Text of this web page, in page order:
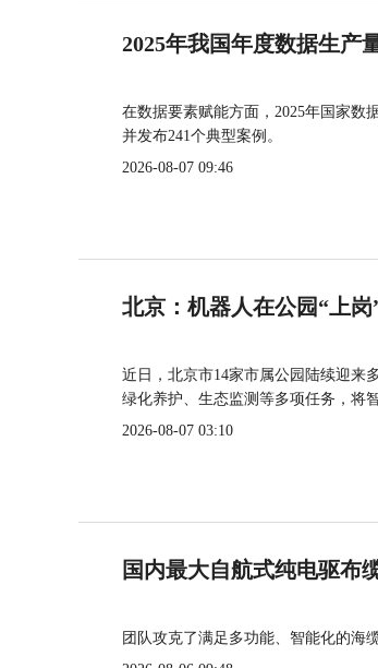
2025年我国年度数据生产
在数据要素赋能方面，2025年国家数
并发布241个典型案例。
2026-08-07 09:46
北京：机器人在公园“上岗
近日，北京市14家市属公园陆续迎来
绿化养护、生态监测等多项任务，将
2026-08-07 03:10
国内最大自航式纯电驱布
团队攻克了满足多功能、智能化的海